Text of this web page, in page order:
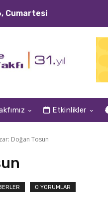
Cumartesi
Etkinlikler
Doğan Tosun
0 YORUMLAR